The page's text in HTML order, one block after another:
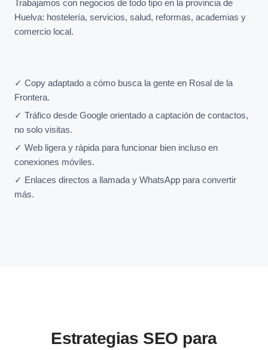
Trabajamos con negocios de todo tipo en la provincia de
Huelva: hostelería, servicios, salud, reformas, academias y
comercio local.
✓ Copy adaptado a cómo busca la gente en Rosal de la
Frontera.
✓ Tráfico desde Google orientado a captación de contactos,
no solo visitas.
✓ Web ligera y rápida para funcionar bien incluso en
conexiones móviles.
✓ Enlaces directos a llamada y WhatsApp para convertir
más.
Estrategias SEO para